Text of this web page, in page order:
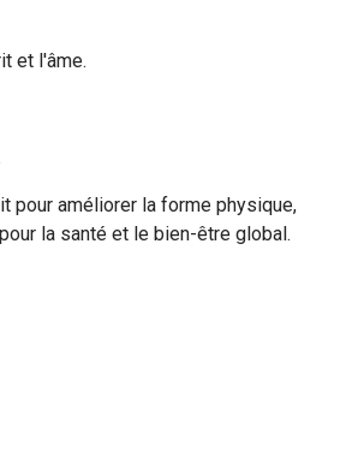
et l'âme.
pour améliorer la forme physique,
la santé et le bien-être global.